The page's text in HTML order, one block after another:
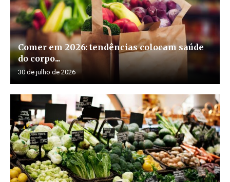
Comer em 2026: tendências colocam saúde
do corpo...
30 de julho de 2026